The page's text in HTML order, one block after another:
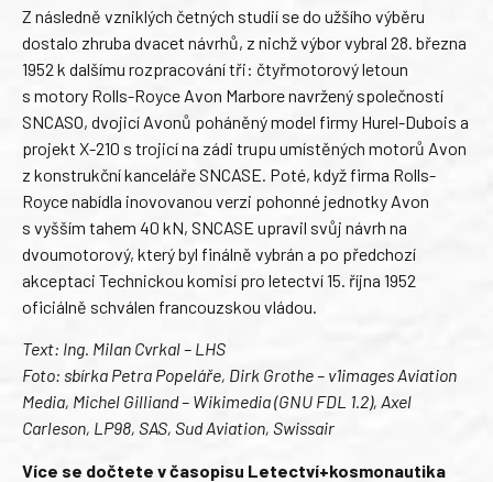
Z následně vzniklých četných studií se do užšího výběru
dostalo zhruba dvacet návrhů, z nichž výbor vybral 28. března
1952 k dalšímu rozpracování tři: čtyřmotorový letoun
s motory Rolls-Royce Avon Marbore navržený společností
SNCASO, dvojicí Avonů poháněný model firmy Hurel-Dubois a
projekt X-210 s trojicí na zádi trupu umístěných motorů Avon
z konstrukční kanceláře SNCASE. Poté, když firma Rolls-
Royce nabídla inovovanou verzi pohonné jednotky Avon
s vyšším tahem 40 kN, SNCASE upravil svůj návrh na
dvoumotorový, který byl finálně vybrán a po předchozí
akceptaci Technickou komisí pro letectví 15. října 1952
oficiálně schválen francouzskou vládou.
Text: Ing. Milan Cvrkal – LHS
Foto: sbírka Petra Popeláře, Dirk Grothe – v1images Aviation
Media, Michel Gilliand – Wikimedia (GNU FDL 1.2), Axel
Carleson, LP98, SAS, Sud Aviation, Swissair
Více se dočtete v časopisu Letectví+kosmonautika